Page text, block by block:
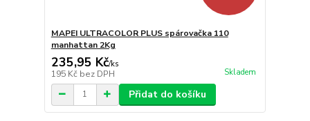
MAPEI ULTRACOLOR PLUS spárovačka 110
manhattan 2Kg
235,95 Kč/ks
195 Kč bez DPH Skladem
Přidat do košíku